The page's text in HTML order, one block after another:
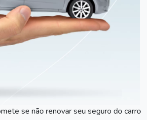
se não renovar seu seguro do carro